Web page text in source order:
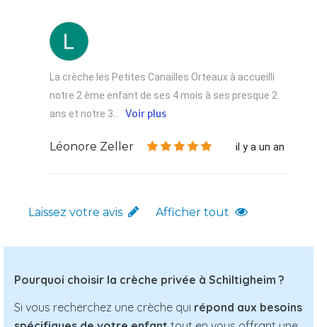
La crèche les Petites Canailles Orteaux à accueilli
notre 2 ème enfant de ses 4 mois à ses presque 2
ans et notre 3... Voir plus
Léonore Zeller il y a un an
Laissez votre avis Afficher tout
Pourquoi choisir la crèche privée à Schiltigheim ?
Si vous recherchez une crèche qui répond aux besoins